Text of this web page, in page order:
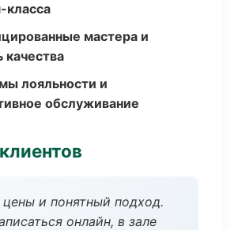
мастера и
качества
лояльности и
обслуживание
и понятный подход.
онлайн, в зале